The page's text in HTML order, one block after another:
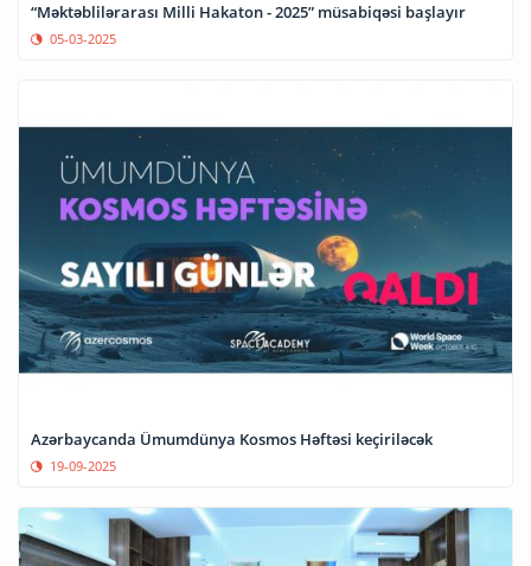
“Məktəblilərarası Milli Hakaton - 2025” müsabiqəsi başlayır
05-03-2025
Azərbaycanda Ümumdünya Kosmos Həftəsi keçiriləcək
19-09-2025